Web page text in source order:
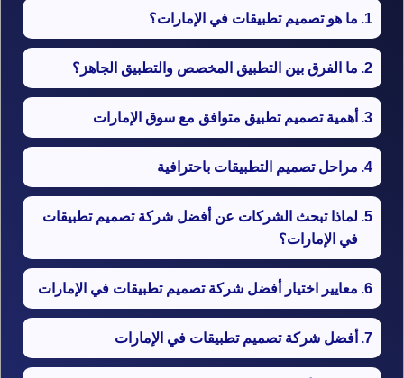
ما هو تصميم تطبيقات في الإمارات؟
ما الفرق بين التطبيق المخصص والتطبيق الجاهز؟
أهمية تصميم تطبيق متوافق مع سوق الإمارات
مراحل تصميم التطبيقات باحترافية
لماذا تبحث الشركات عن أفضل شركة تصميم تطبيقات
في الإمارات؟
​​معايير اختيار أفضل شركة تصميم تطبيقات في الإمارات
أفضل شركة تصميم تطبيقات في الإمارات